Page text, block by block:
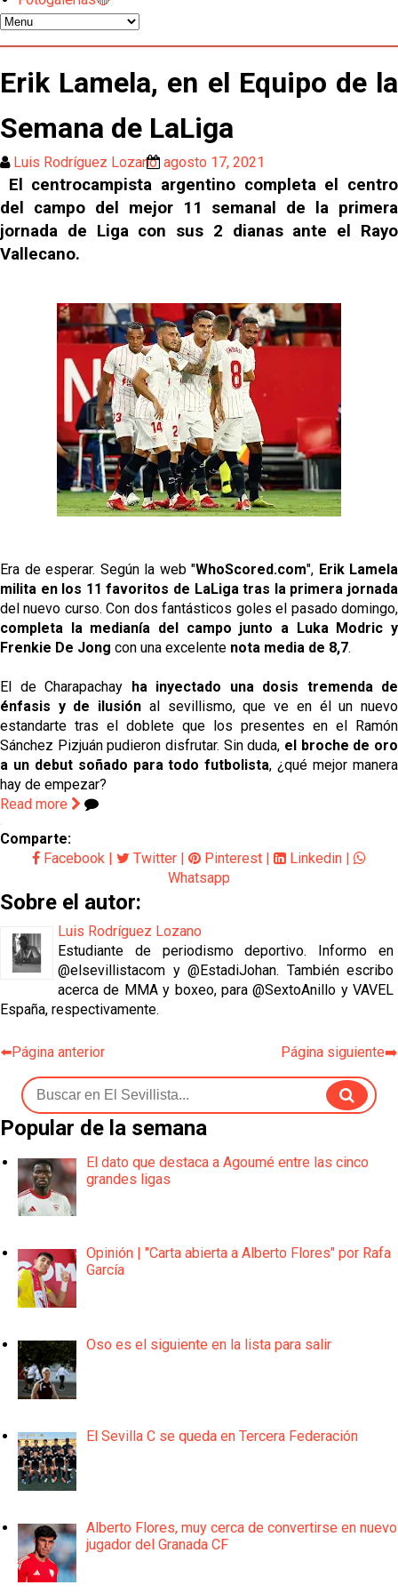
Nico Guillén:"Es importante que el equipo sea una
familia y se refleje en el campo"
El Sevilla oficializa el traspaso de Sow
Miguel Sierra: La temporada pasada se vio
reflejado que podemos tirar para delante y
trabajamos con ilusión
Diomande ya es madridista mientras Rodri agita el
mercado
OFICIAL | Juanlu se marcha al Bournemouth
marcha de Juanlu
Alberto Flores, muy cerca de convertirse en nuevo
jugador del Granada CF
El Granada negocia con el Sevilla FC por Alberto
El Sevilla continúa con despidos y rechaza una
oferta de 420 millones por el club
El Sevilla mueve ficha por Robbie Ure: la opción 'A'
Crónica Pretemporada | Real Madrid 2-4 Sevilla FC
Femenino
Erik Lamela, en el Equipo de la
Semana de LaLiga
Luis Rodríguez Lozano agosto 17, 2021
El centrocampista argentino completa el centro
del campo del mejor 11 semanal de la primera
jornada de Liga con sus 2 dianas ante el Rayo
Vallecano.
Era de esperar. Según la web "WhoScored.com", Erik Lamela
milita en los 11 favoritos de LaLiga tras la primera jornada
del nuevo curso. Con dos fantásticos goles el pasado domingo,
completa la medianía del campo junto a Luka Modric y
Frenkie De Jong con una excelente nota media de 8,7.
El de Charapachay
ha inyectado una dosis tremenda de
énfasis y de ilusión al sevillismo, que ve en él un nuevo
estandarte tras el doblete que los presentes en el Ramón
Sánchez Pizjuán pudieron disfrutar. Sin duda, el broche de oro
a un debut soñado para todo futbolista, ¿qué mejor manera
hay de empezar?
Read more
Comparte:
Facebook
Twitter Pinterest Linkedin
Whatsapp
Sobre el autor:
Luis Rodríguez Lozano
Estudiante de periodismo deportivo. Informo en
@elsevillistacom y @EstadiJohan. También escribo
acerca de MMA y boxeo, para @SextoAnillo y VAVEL
España, respectivamente.
⬅️Página anterior Página siguiente➡️
Popular de la semana
El dato que destaca a Agoumé entre las cinco
grandes ligas
Opinión | "Carta abierta a Alberto Flores" por Rafa
García
Oso es el siguiente en la lista para salir
El Sevilla C se queda en Tercera Federación
Alberto Flores, muy cerca de convertirse en nuevo
jugador del Granada CF